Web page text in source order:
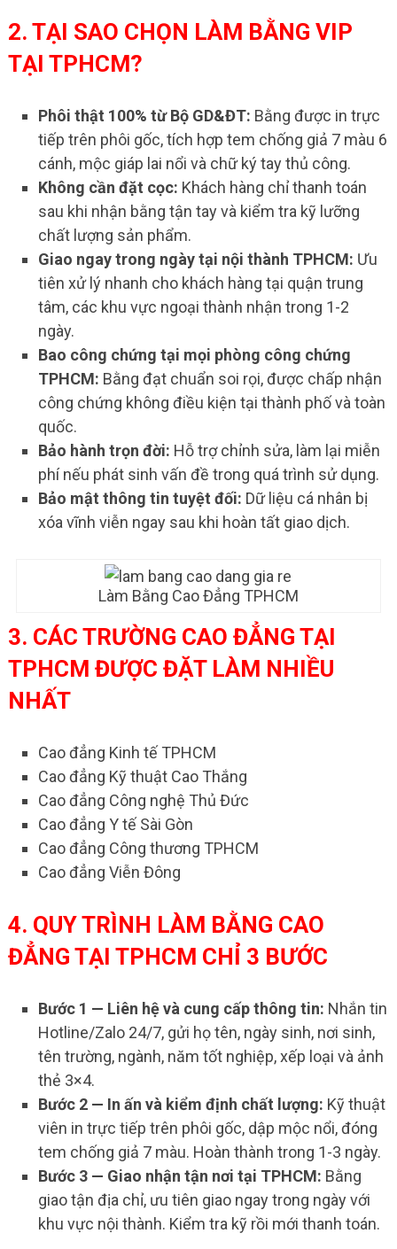
2. TẠI SAO CHỌN LÀM BẰNG VIP
TẠI TPHCM?
Phôi thật 100% từ Bộ GD&ĐT: Bằng được in trực
tiếp trên phôi gốc, tích hợp tem chống giả 7 màu 6
cánh, mộc giáp lai nổi và chữ ký tay thủ công.
Không cần đặt cọc: Khách hàng chỉ thanh toán
sau khi nhận bằng tận tay và kiểm tra kỹ lưỡng
chất lượng sản phẩm.
Giao ngay trong ngày tại nội thành TPHCM: Ưu
tiên xử lý nhanh cho khách hàng tại quận trung
tâm, các khu vực ngoại thành nhận trong 1-2
ngày.
Bao công chứng tại mọi phòng công chứng
TPHCM: Bằng đạt chuẩn soi rọi, được chấp nhận
công chứng không điều kiện tại thành phố và toàn
quốc.
Bảo hành trọn đời: Hỗ trợ chỉnh sửa, làm lại miễn
phí nếu phát sinh vấn đề trong quá trình sử dụng.
Bảo mật thông tin tuyệt đối: Dữ liệu cá nhân bị
xóa vĩnh viễn ngay sau khi hoàn tất giao dịch.
Làm Bằng Cao Đẳng TPHCM
3. CÁC TRƯỜNG CAO ĐẲNG TẠI
TPHCM ĐƯỢC ĐẶT LÀM NHIỀU
NHẤT
Cao đẳng Kinh tế TPHCM
Cao đẳng Kỹ thuật Cao Thắng
Cao đẳng Công nghệ Thủ Đức
Cao đẳng Y tế Sài Gòn
Cao đẳng Công thương TPHCM
Cao đẳng Viễn Đông
4. QUY TRÌNH LÀM BẰNG CAO
ĐẲNG TẠI TPHCM CHỈ 3 BƯỚC
Bước 1 — Liên hệ và cung cấp thông tin: Nhắn tin
Hotline/Zalo 24/7, gửi họ tên, ngày sinh, nơi sinh,
tên trường, ngành, năm tốt nghiệp, xếp loại và ảnh
thẻ 3×4.
Bước 2 — In ấn và kiểm định chất lượng: Kỹ thuật
viên in trực tiếp trên phôi gốc, dập mộc nổi, đóng
tem chống giả 7 màu. Hoàn thành trong 1-3 ngày.
Bước 3 — Giao nhận tận nơi tại TPHCM: Bằng
giao tận địa chỉ, ưu tiên giao ngay trong ngày với
khu vực nội thành. Kiểm tra kỹ rồi mới thanh toán.